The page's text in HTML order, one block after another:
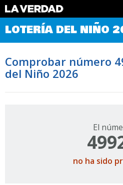
Comprobar Loteria del Niño
Premios
Noticias
Datos
Historia
LOTERÍA DEL NIÑO
Comprobar número
del Niño 2026
El
no ha sido